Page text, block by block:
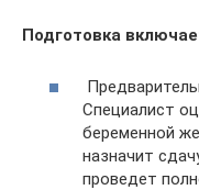
Подготовка
Специалист
беременной
назначит
проведет